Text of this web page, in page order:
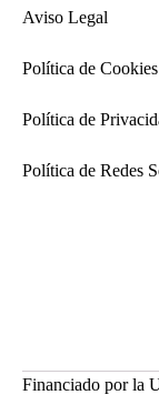
Aviso Legal
Política de Cookies
Política de
Política de Redes
Financiado por la